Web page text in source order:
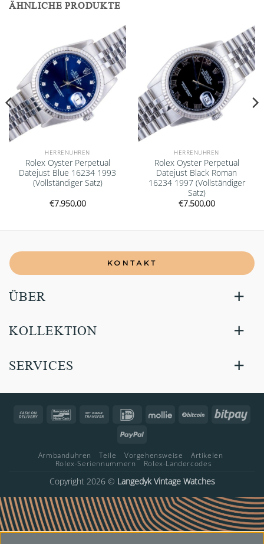
ÄHNLICHE PRODUKTE
Add to
wishlist
HERRENUHREN
Rolex Oyster Perpetual
Datejust Blue 16234 1993
(Vollständiger Satz)
€7.950,00
Add to
wishlist
HERRENUHREN
Rolex Oyster Perpetual
Datejust Black Roman
16234 1997 (Vollständiger
Satz)
€7.500,00
KONTAKT
ÜBER
KOLLEKTION
SERVICES
Cash
Bancontact Bank
IDeal Mollie BitCoin
PayPal
Armbanduhren Teile Vorgehensweise
Artikelen
Rolex-Seriennummern
Rolex-Landercodes
Copyright 2026 © Langedyk Vintage Watches